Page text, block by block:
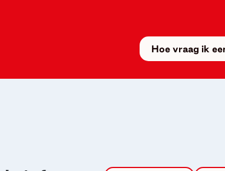
Hoe vraag ik